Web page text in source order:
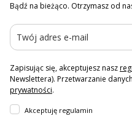
Bądź na bieżąco. Otrzymasz od
Zapisując się, akceptujesz nasz
Newslettera). Przetwarzanie
prywatności.
Akceptuję regulamin